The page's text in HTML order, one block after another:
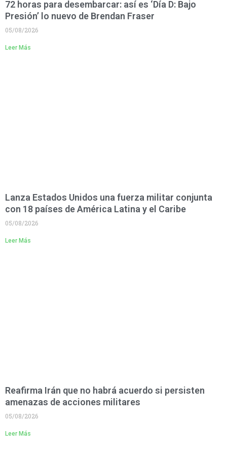
72 horas para desembarcar: así es ‘Día D: Bajo
Presión’ lo nuevo de Brendan Fraser
05/08/2026
Leer Más
Lanza Estados Unidos una fuerza militar conjunta
con 18 países de América Latina y el Caribe
05/08/2026
Leer Más
Reafirma Irán que no habrá acuerdo si persisten
amenazas de acciones militares
05/08/2026
Leer Más